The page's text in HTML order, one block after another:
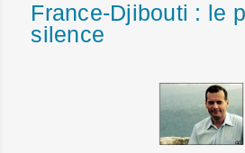
France-Djibouti : le
silence